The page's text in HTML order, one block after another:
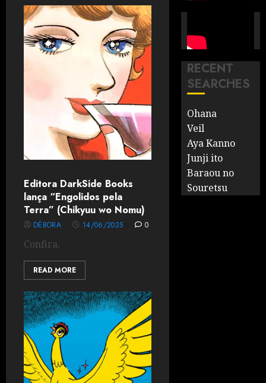
Editora DarkSide Books
lança “Engolidos pela
Terra” (Chikyuu wo Nomu)
DÉBORA 14/06/2025 0
Confira.
READ MORE
RECENT
SEARCHES
Ohana
Veil
Aya Kanno
Junji ito
Baraou no
Souretsu